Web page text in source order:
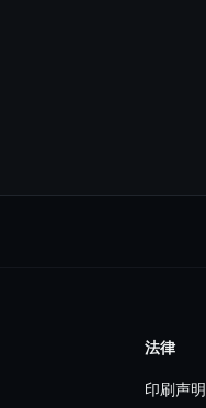
法律
印刷声明